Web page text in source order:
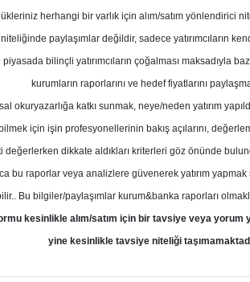
bulten-22543
herhangi bir varlık için alım/satım yönlendirici
paylaşımlar değildir, sadece yatırımcıların
piyasada bilinçli yatırımcıların çoğalması maksadıyla
kurumların raporlarını ve hedef fiyatlarını
okuryazarlığa katkı sunmak, neye/neden yatırım
için işin profesyonellerinin bakış açılarını,
değerlerken dikkate aldıkları kriterleri göz önünde
bu raporlar veya analizlere güvenerek yatırım
Bu bilgiler/paylaşımlar kurum&banka raporları
kesinlikle alım/satım için bir tavsiye veya yorum
yine kesinlikle tavsiye niteliği